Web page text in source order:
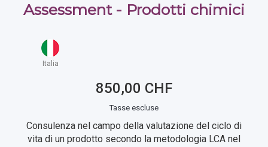
Assessment - Prodotti chimici
Italia
850,00 CHF
Tasse escluse
Consulenza nel campo della valutazione del ciclo di
vita di un prodotto secondo la metodologia LCA nel